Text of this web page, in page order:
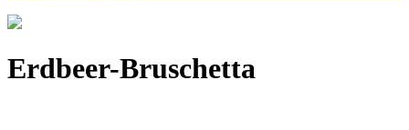
Erdbeer-Bruschetta